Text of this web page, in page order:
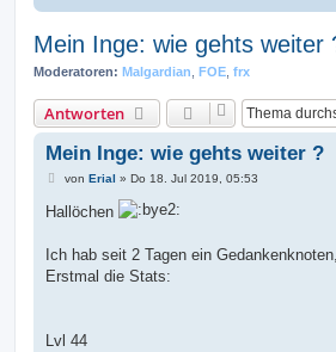
Mein Inge: wie gehts weiter
Moderatoren: Malgardian FOE frx
Antworten
Mein Inge: wie gehts weiter ?
B
t
a
g
von Erial » Do 18. Jul 2019, 05:53
Hallöchen
Ich hab seit 2 Tagen ein
Erstmal die Stats:
Lvl 44